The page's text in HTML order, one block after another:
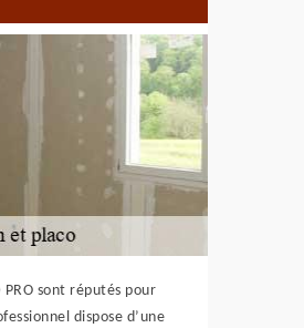
PRO sont réputés pour
dispose d’une